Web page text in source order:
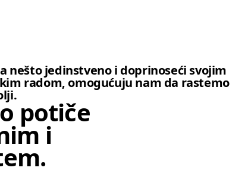
nešto jedinstveno i doprinoseći svojim
radom, omogućuju nam da rastemo
potiče
i